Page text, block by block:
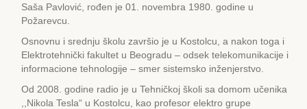
Saša Pavlović, rođen je 01. novembra 1980. godine u
Požarevcu.
Osnovnu i srednju školu završio je u Kostolcu, a nakon toga i
Еlektrotehnički fakultet u Beogradu – odsek telekomunikacije i
informacione tehnologije – smer sistemsko inženjerstvo.
Od 2008. godine radio je u Tehničkoj školi sa domom učenika
,,Nikola Tesla“ u Kostolcu, kao profesor elektro grupe